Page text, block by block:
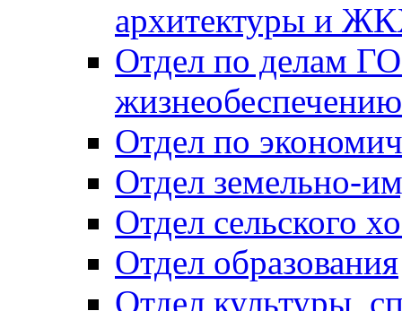
архитектуры и
Отдел по делам
Отдел по
Отдел земельно-
Отдел сельского
Отдел образования
Отдел культуры,